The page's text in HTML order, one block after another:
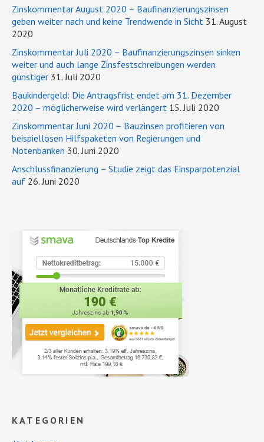
Zinskommentar August 2020 – Baufinanzierungszinsen
geben weiter nach und keine Trendwende in Sicht 31. August
2020
Zinskommentar Juli 2020 – Baufinanzierungszinsen sinken
weiter und auch lange Zinsfestschreibungen werden
günstiger 31. Juli 2020
Baukindergeld: Die Antragsfrist endet am 31. Dezember
2020 – möglicherweise wird verlängert 15. Juli 2020
Zinskommentar Juni 2020 – Bauzinsen profitieren von
beispiellosen Hilfspaketen von Regierungen und
Notenbanken 30. Juni 2020
Anschlussfinanzierung – Studie zeigt das Einsparpotenzial
auf 26. Juni 2020
KATEGORIEN